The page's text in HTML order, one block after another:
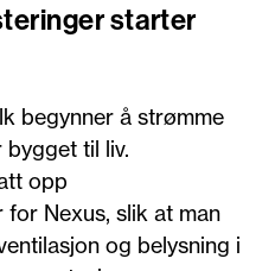
starter
begynner å strømme
bygget til liv.
opp
Nexus, slik at man
og belysning i